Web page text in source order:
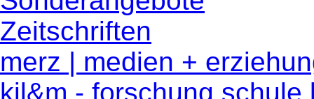
Zeitschriften
merz | medien +
kjl&m -